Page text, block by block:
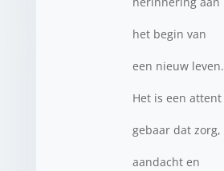
het begin van
een nieuw leven.
Het is een attent
gebaar dat zorg,
aandacht en